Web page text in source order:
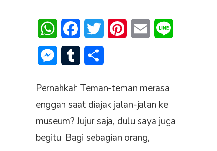
WhatsAppFacebookTwitter PinterestEmail
Messenger
Tumblr
Pernahkah Teman-teman merasa
enggan saat diajak jalan-jalan ke
museum? Jujur saja, dulu saya juga
begitu. Bagi sebagian orang,